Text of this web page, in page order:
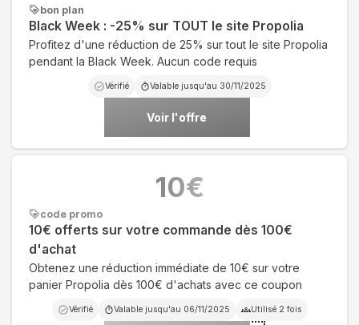
bon plan
Black Week : -25% sur TOUT le site Propolia
Profitez d'une réduction de 25% sur tout le site Propolia
pendant la Black Week. Aucun code requis
Vérifié Valable jusqu'au 30/11/2025
Voir l'offre
code promo
10€ offerts sur votre commande dès 100€
d'achat
Obtenez une réduction immédiate de 10€ sur votre
panier Propolia dès 100€ d'achats avec ce coupon
Vérifié Valable jusqu'au 06/11/2025 Utilisé 2 fois
10€